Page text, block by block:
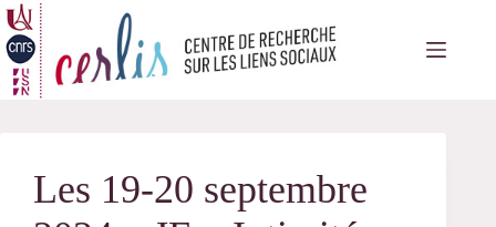
Passer
au
contenu
Les 19-20 septembre